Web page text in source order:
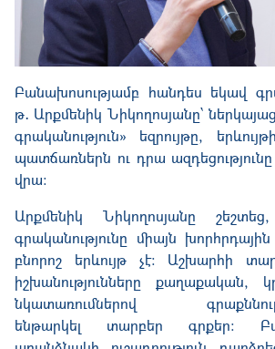
Բանախոսությամբ հանդես եկավ
թ․ Արքմենիկ Նիկողոսյանը՝ ներկայաց
գրականություն» եզրույթը,
պատճառներն ու դրա
վրա։
Արքմենիկ Նիկողոսյանը
գրականությունը միայն խորհրդային
բնորոշ երևույթ չէ։ Աշխարհի
իշխանությունները քաղաքական,
նկատառումներով
ենթարկել տարբեր գրքեր։